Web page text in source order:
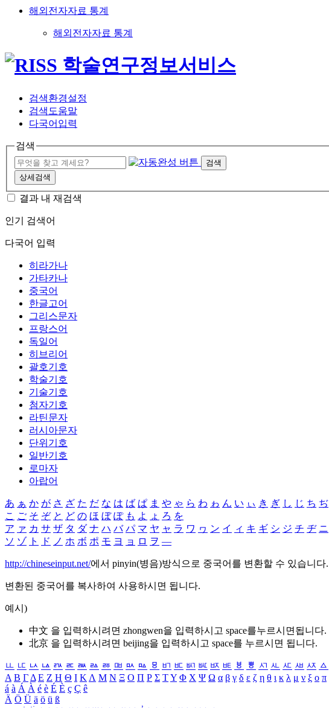
해외전자자료 통계
해외전자자료 통계
검색환경설정
검색도움말
다국어입력
검색
검색
상세검색
결과 내 재검색
인기 검색어
다국어 입력
히라가나
가타카나
중국어
한글고어
그리스문자
프랑스어
독일어
히브리어
괄호기호
학술기호
기술기호
첨자기호
라틴문자
러시아문자
단위기호
일반기호
로마자
아랍어
あ ぁ か が さ ざ た だ な は ば ぱ ま や ゃ ら わ ゎ ん い ぃ き ぎ し じ ち ぢ
こ ご そ ぞ と ど の ほ ぼ ぽ も よ ょ ろ を
ア ァ カ サ ザ タ ダ ナ ハ バ パ マ ヤ ャ ラ ワ ヮ ン イ ィ キ ギ シ ジ チ ヂ ニ
ソ ゾ ト ド ノ ホ ボ ポ モ ヨ ョ ロ ヲ ―
http://chineseinput.net/에서 pinyin(병음)방식으로 중국어를 변환할 수 있습니다.
변환된 중국어를 복사하여 사용하시면 됩니다.
예시)
中文 을 입력하시려면 zhongwen을 입력하시고 space를누르시면됩니다.
北京 을 입력하시려면 beijing을 입력하시고 space를 누르시면 됩니다.
ㅥ ㅦ ㅧ ㅨ ㅩ ㅪ ㅫ ㅬ ㅭ ㅮ ㅯ ㅰ ㅱ ㅲ ㅳ ㅴ ㅵ ㅶ ㅷ ㅸ ㅹ ㅺ ㅻ ㅼ ㅽ ㅾ ㅿ
Α Β ΓΔ Ε Ζ Η Θ Ι ΚΛ Μ Ν Ξ Ο Π Ρ Σ ΤΥ Φ Χ Ψ Ω α β γ δ ε ζ η θ ι κ λ μ ν ξ ο π
á à Á À é è É È ç Ç ê
Ä Ö Ü ä ö ü ß